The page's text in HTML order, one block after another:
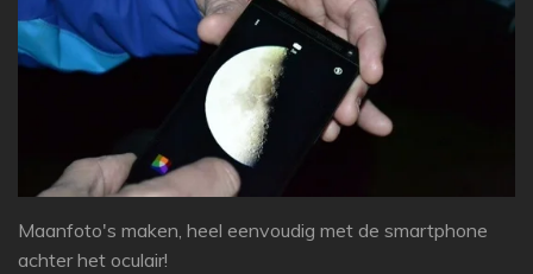
Maanfoto's maken, heel eenvoudig met de smartphone
achter het oculair!